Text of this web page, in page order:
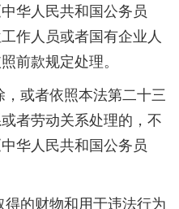
华人民共和国公务员
作人员或者国有企业人
前款规定处理。
或者依照本法第二十三
者劳动关系处理的，不
华人民共和国公务员
的财物和用于违法行为